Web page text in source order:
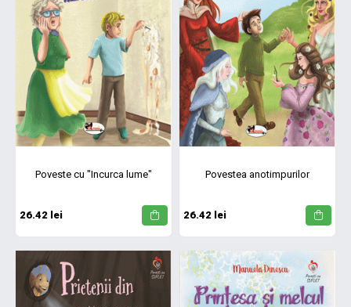
Poveste cu "Incurca lume"
26.42 lei
Povestea anotimpurilor
26.42 lei